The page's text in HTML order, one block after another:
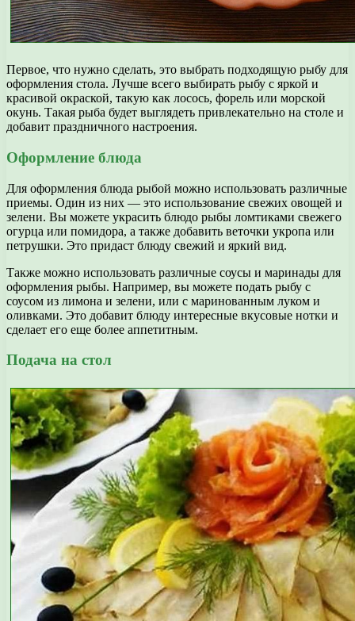
Первое, что нужно сделать, это выбрать подходящую рыбу для
оформления стола. Лучше всего выбирать рыбу с яркой и
красивой окраской, такую как лосось, форель или морской
окунь. Такая рыба будет выглядеть привлекательно на столе и
добавит праздничного настроения.
Оформление блюда
Для оформления блюда рыбой можно использовать различные
приемы. Один из них — это использование свежих овощей и
зелени. Вы можете украсить блюдо рыбы ломтиками свежего
огурца или помидора, а также добавить веточки укропа или
петрушки. Это придаст блюду свежий и яркий вид.
Также можно использовать различные соусы и маринады для
оформления рыбы. Например, вы можете подать рыбу с
соусом из лимона и зелени, или с маринованным луком и
оливками. Это добавит блюду интересные вкусовые нотки и
сделает его еще более аппетитным.
Подача на стол